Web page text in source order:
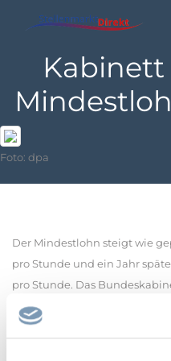
Foto: dpa
Der Mindestlohn steigt wie
pro Stunde und ein Jahr
pro Stunde. Das
entsprechende Verordnung.
Bundestag oder Bundesrat ist